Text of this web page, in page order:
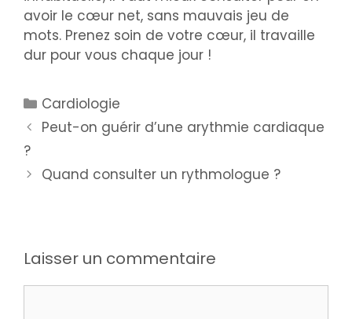
avoir le cœur net, sans mauvais jeu de
mots. Prenez soin de votre cœur, il travaille
dur pour vous chaque jour !
Cardiologie
Peut-on guérir d’une arythmie cardiaque
?
Quand consulter un rythmologue ?
Laisser un commentaire